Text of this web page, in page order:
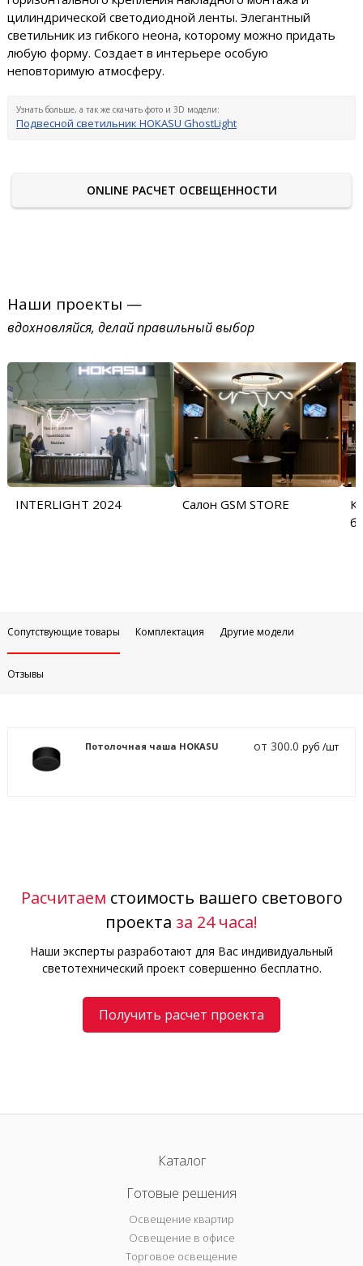
цилиндрической светодиодной ленты. Элегантный
светильник из гибкого неона, которому можно придать
любую форму. Создает в интерьере особую
неповторимую атмосферу.
Узнать больше, а так же скачать фото и 3D модели:
Подвесной светильник HOKASU GhostLight
ONLINE РАСЧЕТ ОСВЕЩЕННОСТИ
Наши проекты —
вдохновляйся, делай правильный выбор
INTERLIGHT 2024 Салон GSM STORE
Сопутствующие товары Комплектация Другие модели
Отзывы
Потолочная чаша HOKASU от 300.0руб /шт
Расчитаем стоимость вашего светового
проекта за 24 часа!
Наши эксперты разработают для Вас индивидуальный
светотехнический проект совершенно бесплатно.
Получить расчет проекта
Каталог
Готовые решения
Освещение квартир
Освещение в офисе
Торговое освещение